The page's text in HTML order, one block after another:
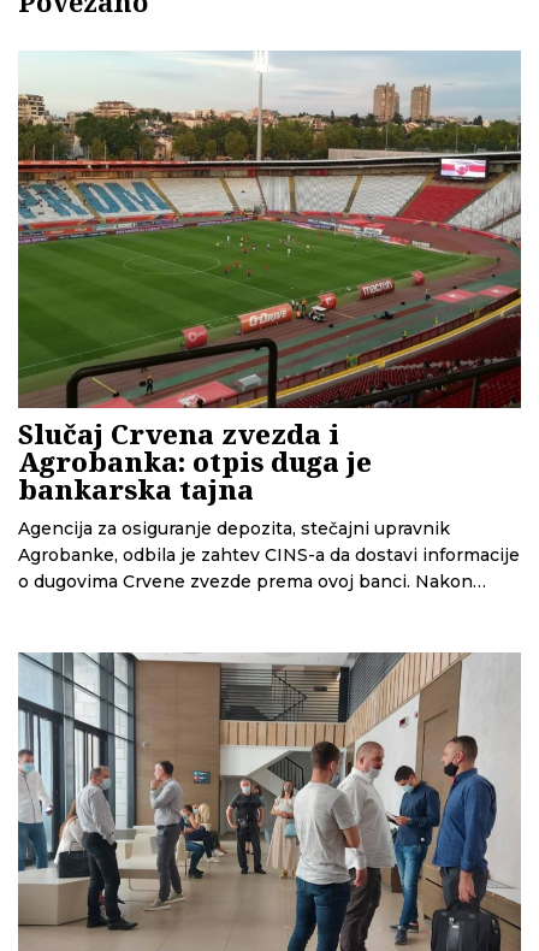
Slučaj Crvena zvezda i
Agrobanka: otpis duga je
bankarska tajna
Agencija za osiguranje depozita, stečajni upravnik
Agrobanke, odbila je zahtev CINS-a da dostavi informacije
o dugovima Crvene zvezde prema ovoj banci. Nakon
u pitanju poslovna, odnosno bankarska tajna.